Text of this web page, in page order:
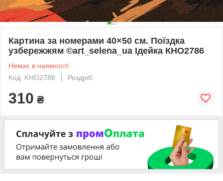
Картина за номерами 40×50 см. Поїздка
узбережжям ©art_selena_ua Ідейка КНО2786
Немає в наявності
Код: KHO2786
Роздріб
310 ₴